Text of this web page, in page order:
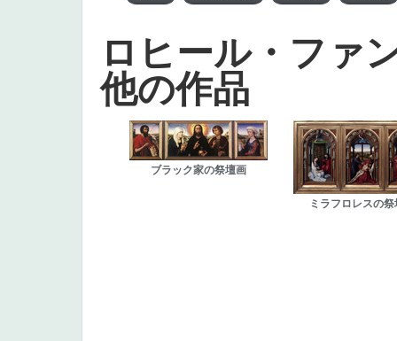
ロヒール・ファ
他の作品
ブラック家の祭壇画
ミラフロレスの祭